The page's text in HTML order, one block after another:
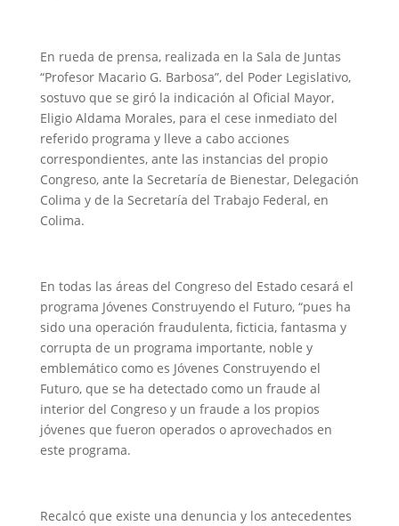
En rueda de prensa, realizada en la Sala de Juntas
“Profesor Macario G. Barbosa”, del Poder Legislativo,
sostuvo que se giró la indicación al Oficial Mayor,
Eligio Aldama Morales, para el cese inmediato del
referido programa y lleve a cabo acciones
correspondientes, ante las instancias del propio
Congreso, ante la Secretaría de Bienestar, Delegación
Colima y de la Secretaría del Trabajo Federal, en
Colima.
En todas las áreas del Congreso del Estado cesará el
programa Jóvenes Construyendo el Futuro, “pues ha
sido una operación fraudulenta, ficticia, fantasma y
corrupta de un programa importante, noble y
emblemático como es Jóvenes Construyendo el
Futuro, que se ha detectado como un fraude al
interior del Congreso y un fraude a los propios
jóvenes que fueron operados o aprovechados en
este programa.
Recalcó que existe una denuncia y los antecedentes